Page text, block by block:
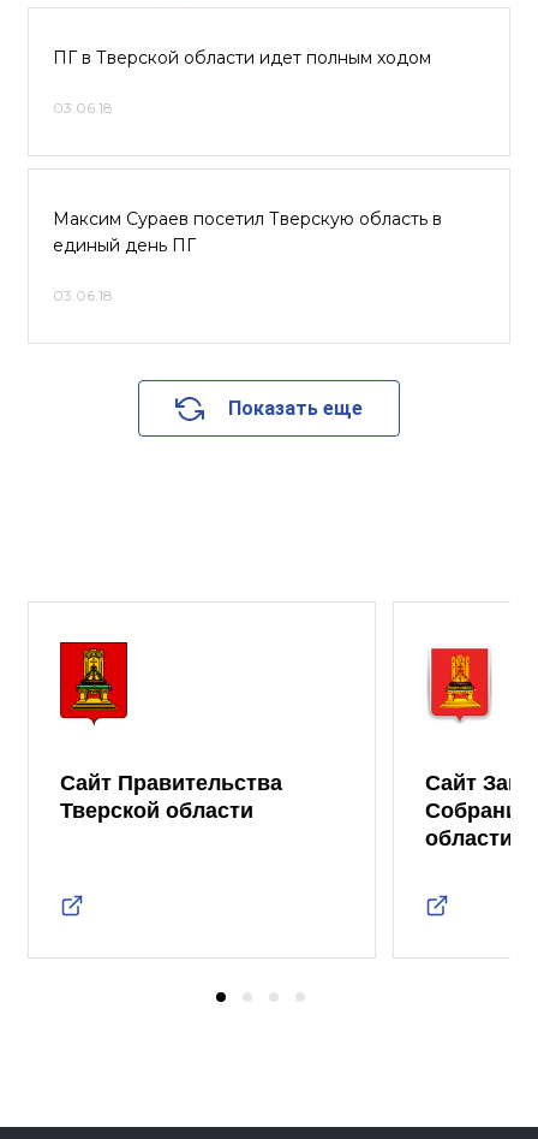
ПГ в Тверской области идет полным ходом
03.06.18
Максим Сураев посетил Тверскую область в
единый день ПГ
03.06.18
Показать еще
Сайт Правительства
Тверской области
Сайт
Собрания
области